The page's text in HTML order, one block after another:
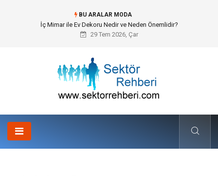
BU ARALAR MODA
İç Mimar ile Ev Dekoru Nedir ve Neden Önemlidir?
29 Tem 2026, Çar